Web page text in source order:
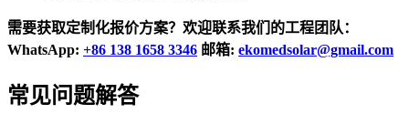
需要获取定制化报价方案？欢迎联系我们的工程团队：
WhatsApp: +86 138 1658 3346 邮箱: ekomedsolar@gmail.com
常见问题解答